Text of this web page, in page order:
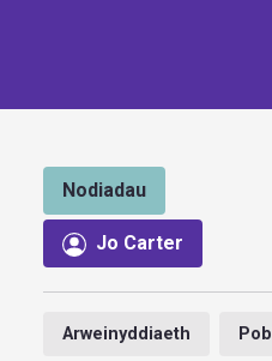
Nodiadau
Jo Carter
Arweinyddiaeth Pobl